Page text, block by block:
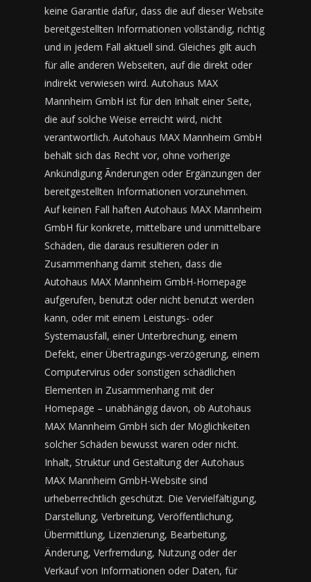
keine Garantie dafür, dass die auf dieser Website
bereitgestellten Informationen vollständig, richtig
und in jedem Fall aktuell sind. Gleiches gilt auch
für alle anderen Webseiten, auf die direkt oder
indirekt verwiesen wird. Autohaus MAX
Mannheim GmbH ist für den Inhalt einer Seite,
die auf solche Weise erreicht wird, nicht
verantwortlich. Autohaus MAX Mannheim GmbH
behält sich das Recht vor, ohne vorherige
Ankündigung Ãnderungen oder Ergänzungen der
bereitgestellten Informationen vorzunehmen.
Auf keinen Fall haften Autohaus MAX Mannheim
GmbH für konkrete, mittelbare und unmittelbare
Schäden, die daraus resultieren oder in
Zusammenhang damit stehen, dass die
Autohaus MAX Mannheim GmbH-Homepage
aufgerufen, benutzt oder nicht benutzt werden
kann, oder mit einem Leistungs- oder
Systemausfall, einer Unterbrechung, einem
Defekt, einer Übertragungs-verzögerung, einem
Computervirus oder sonstigen schädlichen
Elementen in Zusammenhang mit der
Homepage – unabhängig davon, ob Autohaus
MAX Mannheim GmbH sich der Möglichkeiten
solcher Schäden bewusst waren oder nicht.
Inhalt, Struktur und Gestaltung der Autohaus
MAX Mannheim GmbH-Website sind
urheberrechtlich geschützt. Die Vervielfältigung,
Darstellung, Verbreitung, Veröffentlichung,
Übermittlung, Lizenzierung, Bearbeitung,
Änderung, Verfremdung, Nutzung oder der
Verkauf von Informationen oder Daten, für